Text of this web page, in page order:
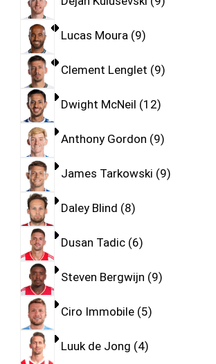
Lucas Moura 9
Clement Lenglet 9
Dwight McNeil 12
Anthony Gordon 9
James Tarkowski 9
Daley Blind 8
Dusan Tadic 6
Steven Bergwijn 9
Ciro Immobile 5
Luuk de Jong 4